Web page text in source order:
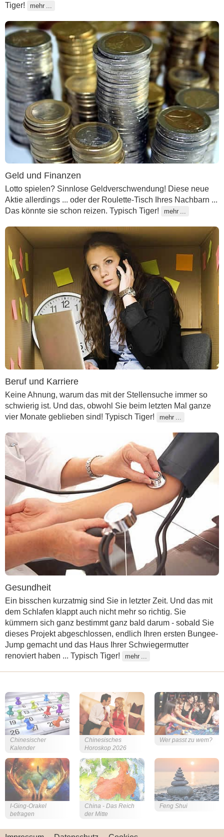
Tiger!
mehr
Geld und Finanzen
Lotto spielen? Sinnlose Geldverschwendung! Diese neue
Aktie allerdings ... oder der Roulette-Tisch Ihres Nachbarn ...
Das könnte sie schon reizen. Typisch Tiger!
mehr
Beruf und Karriere
Keine Ahnung, warum das mit der Stellensuche immer so
schwierig ist. Und das, obwohl Sie beim letzten Mal ganze
vier Monate geblieben sind! Typisch Tiger!
mehr
Gesundheit
Ein bisschen kurzatmig sind Sie in letzter Zeit. Und das mit
dem Schlafen klappt auch nicht mehr so richtig. Sie
kümmern sich ganz bestimmt ganz bald darum - sobald Sie
dieses Projekt abgeschlossen, endlich Ihren ersten Bungee-
Jump gemacht und das Haus Ihrer Schwiegermutter
renoviert haben ... Typisch Tiger!
mehr
Chinesischer
Kalender
Chinesisches
Horoskop 2026
Wer passt zu wem?
I-Ging-Orakel
befragen
China - Das Reich
der Mitte
Feng Shui